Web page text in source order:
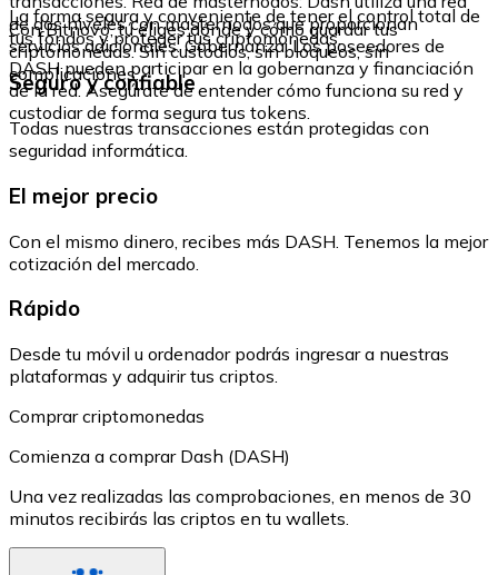
Con Bitnovo, tú eliges dónde y cómo guardar tus
criptomonedas. Sin custodios, sin bloqueos, sin
complicaciones.
de dos niveles con masternodos que proporcionan
servicios adicionales. Gobernanza: Los poseedores de
DASH pueden participar en la gobernanza y financiación
de la red. Asegúrate de entender cómo funciona su red y
custodiar de forma segura tus tokens.
La forma segura y conveniente de tener el control total de
tus fondos y proteger tus criptomonedas.
Seguro y confiable
Todas nuestras transacciones están protegidas con
seguridad informática.
El mejor precio
Con el mismo dinero, recibes más DASH. Tenemos la mejor
cotización del mercado.
Rápido
Desde tu móvil u ordenador podrás ingresar a nuestras
plataformas y adquirir tus criptos.
Comprar criptomonedas
Comienza a comprar Dash (DASH)
Una vez realizadas las comprobaciones, en menos de 30
minutos recibirás las criptos en tu wallets.